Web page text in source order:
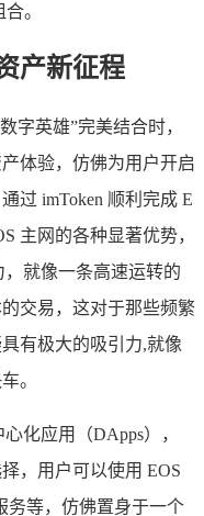
。
产新征程
字英雄”完美结合时，
体验，仿佛为用户开启
过 imToken 顺利完成 E
主网的各种显著优势，
就像一条高速运转的
交易，这对于那些频繁
有极大的吸引力,就像
。
化应用（DApps），
，用户可以使用 EOS
务等，仿佛置身于一个